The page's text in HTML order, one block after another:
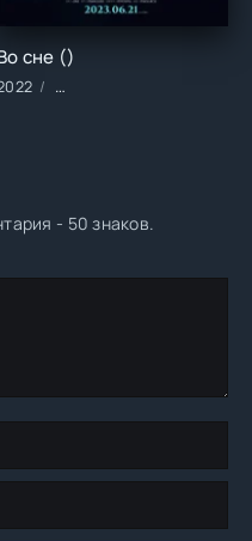
Боевики/Драма
сне ()
Фильмы/2022 год/
- 50 знаков.